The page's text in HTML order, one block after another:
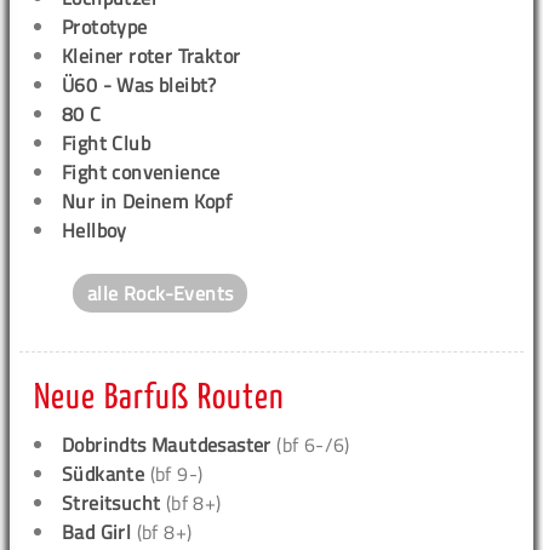
Prototype
Kleiner roter Traktor
Ü60 - Was bleibt?
80 C
Fight Club
Fight convenience
Nur in Deinem Kopf
Hellboy
alle Rock-Events
Neue Barfuß Routen
Dobrindts Mautdesaster (bf 6-/6)
Südkante (bf 9-)
Streitsucht (bf 8+)
Bad Girl (bf 8+)